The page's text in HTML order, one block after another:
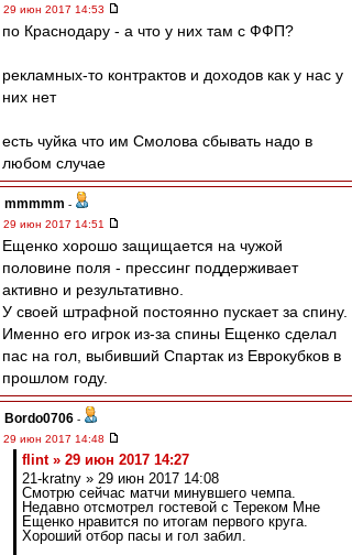
29 июн 2017 14:53
по Краснодару - а что у них там с ФФП?
рекламных-то контрактов и доходов как у нас у
них нет
есть чуйка что им Смолова сбывать надо в
любом случае
mmmmm -
29 июн 2017 14:51
Ещенко хорошо защищается на чужой
половине поля - прессинг поддерживает
активно и результативно.
У своей штрафной постоянно пускает за спину.
Именно его игрок из-за спины Ещенко сделал
пас на гол, выбивший Спартак из Еврокубков в
прошлом году.
Bordo0706 -
29 июн 2017 14:48
flint » 29 июн 2017 14:27
21-kratny » 29 июн 2017 14:08
Смотрю сейчас матчи минувшего чемпа.
Недавно отсмотрел гостевой с Тереком Мне
Ещенко нравится по итогам первого круга.
Хороший отбор пасы и гол забил.